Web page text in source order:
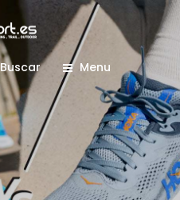
Buscar Menu